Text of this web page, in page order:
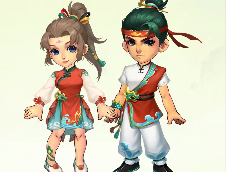
碧浪行歌 摸鱼嗷喵 谷雨茶室
冬意绵绵 卡皮巴拉 丹枫云山